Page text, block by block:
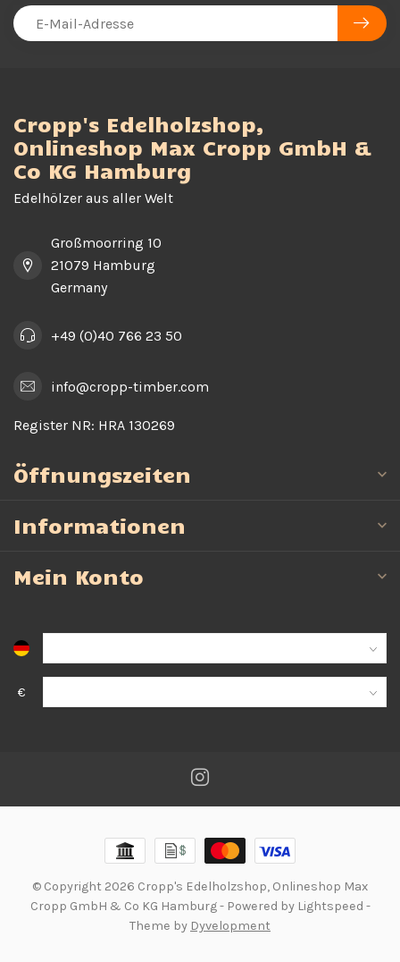
Cropp's Edelholzshop,
Onlineshop Max Cropp GmbH &
Co KG Hamburg
Edelhölzer aus aller Welt
Großmoorring 10
21079 Hamburg
Germany
+49 (0)40 766 23 50
info@cropp-timber.com
Register NR: HRA 130269
Öffnungszeiten
Informationen
Mein Konto
€
© Copyright 2026 Cropp's Edelholzshop, Onlineshop Max
Cropp GmbH & Co KG Hamburg- Powered by Lightspeed -
Theme by Dyvelopment